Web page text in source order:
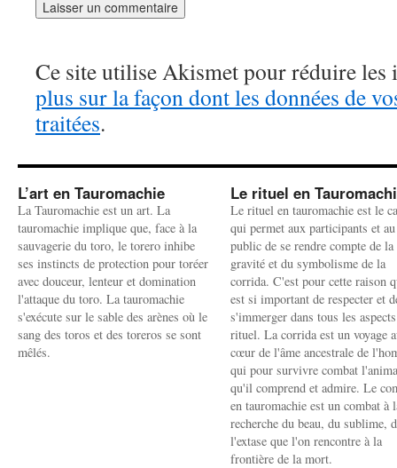
Ce site utilise Akismet pour réduire les
plus sur la façon dont les données de
traitées.
L’art en Tauromachie
La Tauromachie est un art. La
tauromachie implique que, face à la
sauvagerie du toro, le torero inhibe
ses instincts de protection pour toréer
avec douceur, lenteur et domination
l'attaque du toro. La tauromachie
s'exécute sur le sable des arènes où le
sang des toros et des toreros se sont
mêlés.
Le rituel en
Le rituel en tauromachie est le
qui permet aux participants et au
public de se rendre compte de la
gravité et du symbolisme de la
corrida. C'est pour cette raison
est si important de respecter et
s'immerger dans tous les
rituel. La corrida est un voyage
cœur de l'âme ancestrale de
qui pour survivre combat
qu'il comprend et admire. Le
en tauromachie est un combat à
recherche du beau, du sublime,
l'extase que l'on rencontre à la
frontière de la mort.